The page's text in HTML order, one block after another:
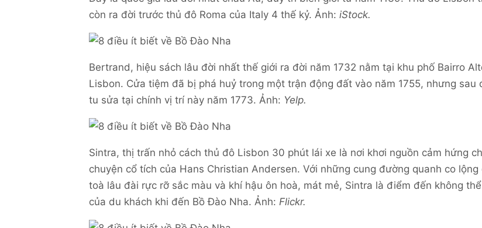
còn ra đời trước thủ đô Roma của Italy 4 thế kỷ. Ảnh: iStock.
Bertrand, hiệu sách lâu đời nhất thế giới ra đời năm 1732 nằm tại khu phố Bairro
Lisbon. Cửa tiệm đã bị phá huỷ trong một trận động đất vào năm 1755, nhưng sau
tu sửa tại chính vị trí này năm 1773. Ảnh: Yelp.
Sintra, thị trấn nhỏ cách thủ đô Lisbon 30 phút lái xe là nơi khơi nguồn cảm hứng
chuyện cổ tích của Hans Christian Andersen. Với những cung đường quanh co lộng
toà lâu đài rực rỡ sắc màu và khí hậu ôn hoà, mát mẻ, Sintra là điểm đến không
của du khách khi đến Bồ Đào Nha. Ảnh: Flickr.